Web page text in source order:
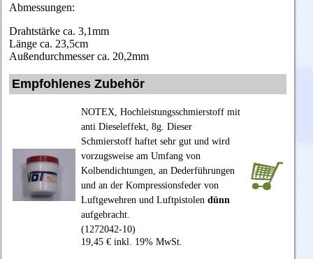
Abmessungen:
Drahtstärke ca. 3,1mm
Länge ca. 23,5cm
Außendurchmesser ca. 20,2mm
Empfohlenes Zubehör
NOTEX, Hochleistungsschmierstoff mit
anti Dieseleffekt, 8g. Dieser
Schmierstoff haftet sehr gut und wird
vorzugsweise am Umfang von
Kolbendichtungen, an Dederführungen
und an der Kompressionsfeder von
Luftgewehren und Luftpistolen dünn
aufgebracht.
(1272042-10)
19,45 € inkl. 19% MwSt.